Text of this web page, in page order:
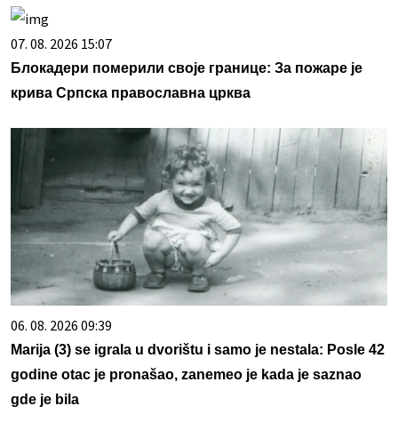
07. 08. 2026 15:07
Блокадери померили своје границе: За пожаре је
крива Српска православна црква
06. 08. 2026 09:39
Marija (3) se igrala u dvorištu i samo je nestala: Posle 42
godine otac je pronašao, zanemeo je kada je saznao
gde je bila